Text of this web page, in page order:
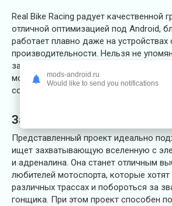
Real Bike Racing радует качественной
отличной оптимизацией под Android,
работает плавно даже на устройствах
производительности. Нельзя не
захватывающий режим гонок на
может проверить свои силы и
соревнуясь с самим собой и другими
Заключение
Представленный проект идеально
ищет захватывающую вселенную с
и адреналина. Она станет отличным
любителей мотоспорта, которые
различных трассах и побороться за
гонщика. При этом проект способен
mods-android.ru
Would like to send you notifications